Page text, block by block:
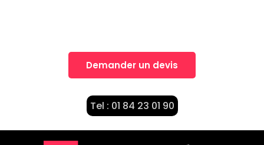
Demander un devis
Tel : 01 84 23 01 90